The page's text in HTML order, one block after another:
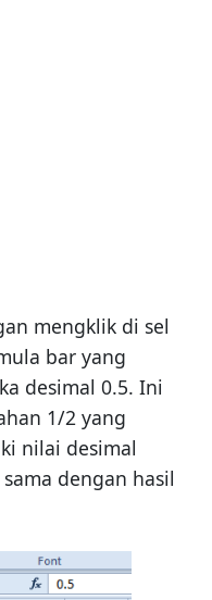
mengklik di sel
bar yang
desimal 0.5. Ini
1/2 yang
nilai desimal
dengan hasil